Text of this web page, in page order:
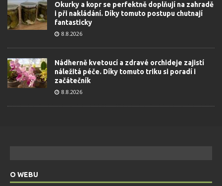
Okurky a kopr se perfektně doplňují na zahradě
i při nakládání. Díky tomuto postupu chutnají
fantasticky
8.8.2026
Nádherně kvetoucí a zdravé orchideje zajistí
náležitá péče. Díky tomuto triku si poradí i
začátečník
8.8.2026
O WEBU